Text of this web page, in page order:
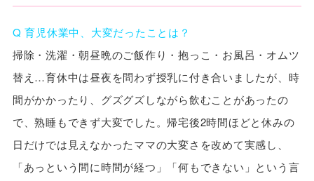
Q 育児休業中、大変だったことは？
掃除・洗濯・朝昼晩のご飯作り・抱っこ・お風呂・オムツ
替え…育休中は昼夜を問わず授乳に付き合いましたが、時
間がかかったり、グズグズしながら飲むことがあったの
で、熟睡もできず大変でした。帰宅後2時間ほどと休みの
日だけでは見えなかったママの大変さを改めて実感し、
「あっという間に時間が経つ」「何もできない」という言